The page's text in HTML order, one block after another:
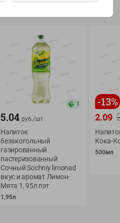
Мой Green
История покупок
Обратная связь
Приложение Green c
доставкой и
1
5.04 руб./шт
Напиток
безакогольный
газированный
пастеризованный
Сочный Sochniy limonad
вкус и аромат Лимон-
Мята 1, 95л пэт
1,95л
-13%
2.09
Кока-
500мл